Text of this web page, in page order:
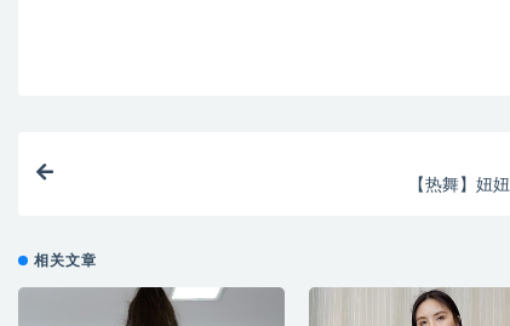
【热舞】妞
相关文章